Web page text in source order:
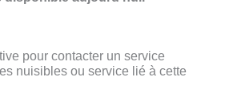
pour contacter un service
nuisibles ou service lié à cette